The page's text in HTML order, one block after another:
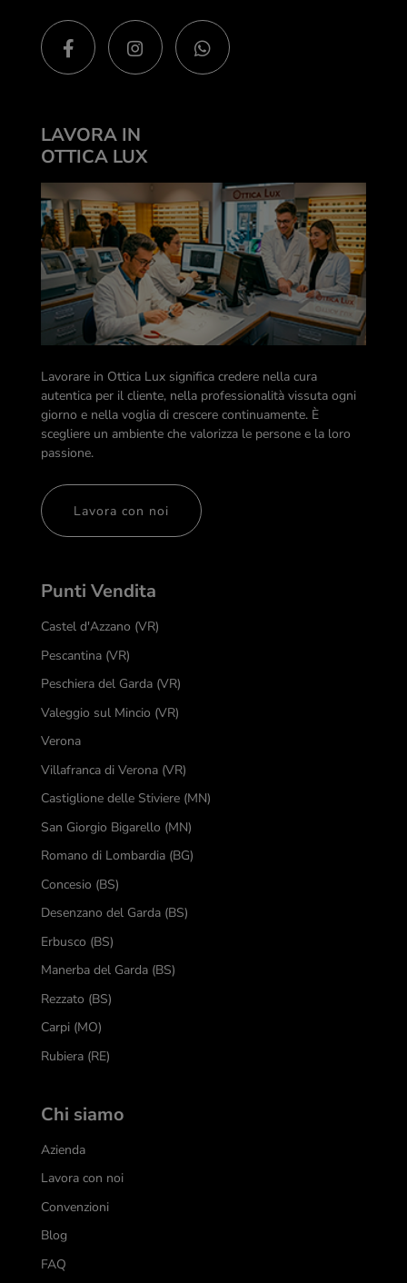
Punti Vendita
Castel d'Azzano (VR)
Pescantina (VR)
Peschiera del Garda (VR)
Valeggio sul Mincio (VR)
Verona
Villafranca di Verona (VR)
Castiglione delle Stiviere (MN)
San Giorgio Bigarello (MN)
Romano di Lombardia (BG)
Concesio (BS)
Desenzano del Garda (BS)
Erbusco (BS)
Manerba del Garda (BS)
Rezzato (BS)
Carpi (MO)
Rubiera (RE)
Chi siamo
Azienda
Lavora con noi
Convenzioni
Blog
FAQ
LAVORA IN
OTTICA LUX
Lavorare in Ottica Lux significa credere nella cura
autentica per il cliente, nella professionalità vissuta ogni
giorno e nella voglia di crescere continuamente. È
scegliere un ambiente che valorizza le persone e la loro
passione.
Lavora con noi